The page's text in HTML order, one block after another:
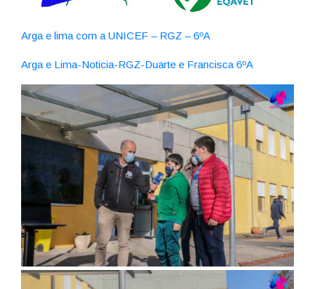
Arga e lima com a UNICEF – RGZ – 6ºA
Arga e Lima-Noticia-RGZ-Duarte e Francisca 6ºA